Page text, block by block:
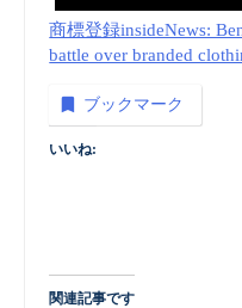
商標登録insideNews:
battle over branded
ブックマーク
いいね:
関連記事です